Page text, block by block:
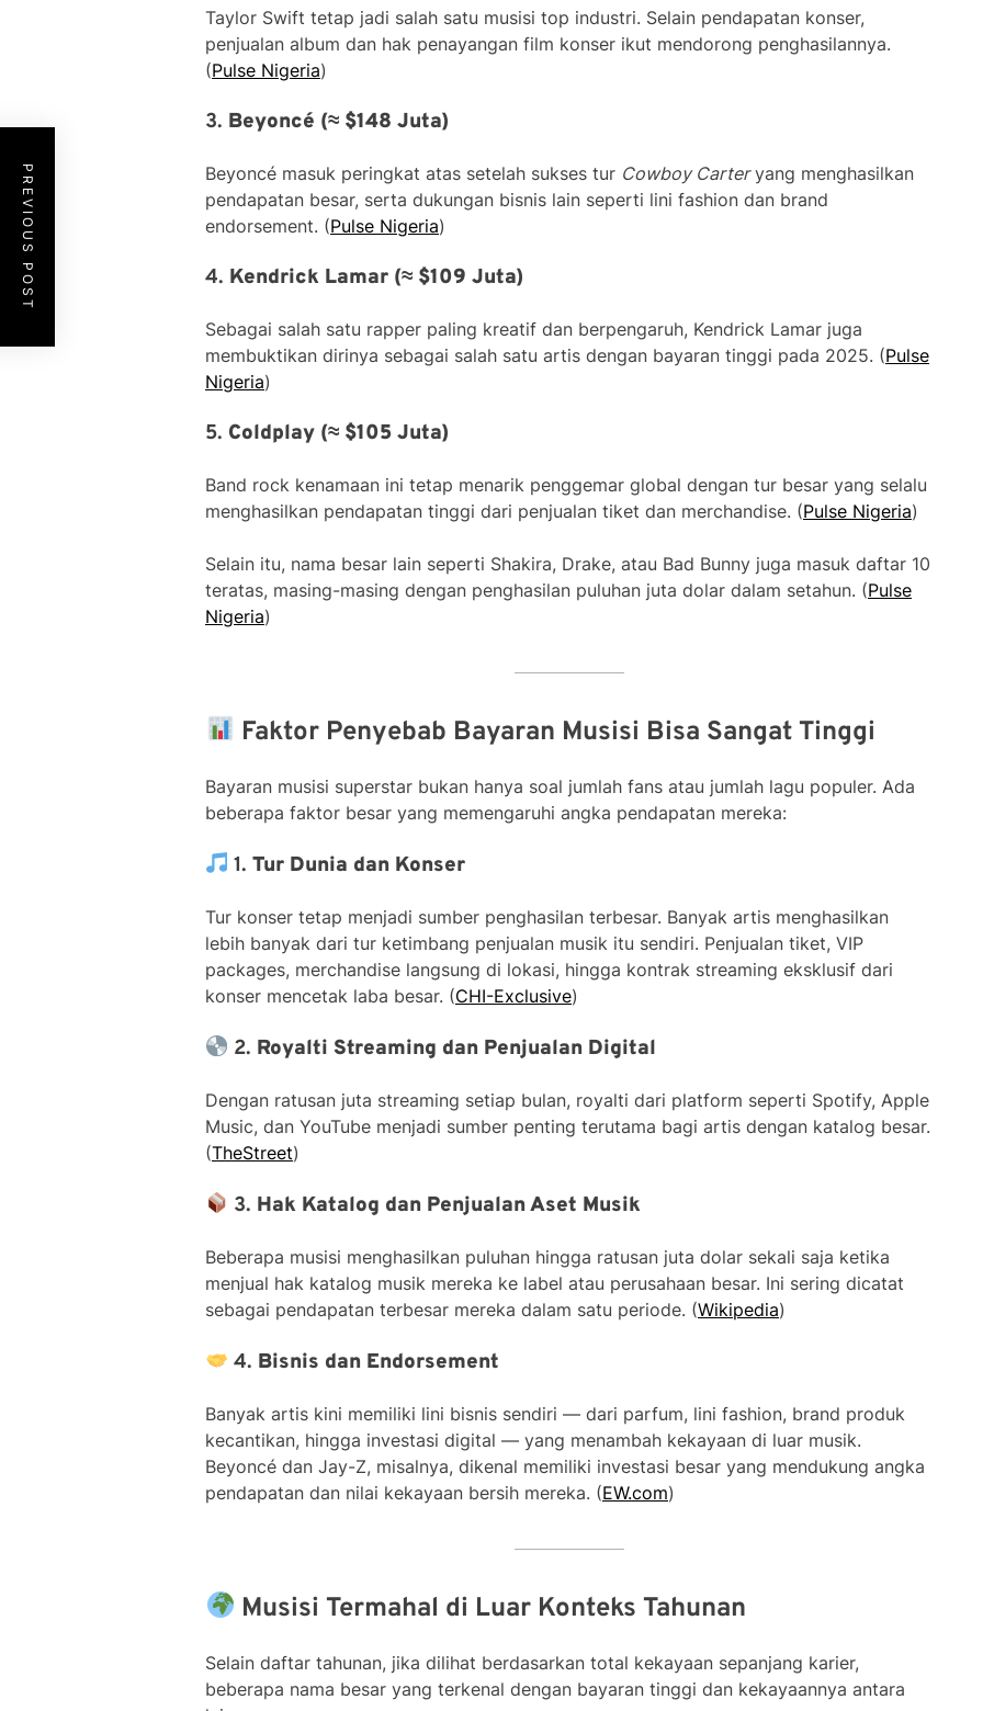
Taylor Swift tetap jadi salah satu musisi top industri. Selain pendapatan konser,
penjualan album dan hak penayangan film konser ikut mendorong penghasilannya.
(Pulse Nigeria)
3. Beyoncé (≈ $148 Juta)
Beyoncé masuk peringkat atas setelah sukses tur Cowboy Carteryang menghasilkan
pendapatan besar, serta dukungan bisnis lain seperti lini fashion dan brand
endorsement. (Pulse Nigeria)
4. Kendrick Lamar (≈ $109 Juta)
Sebagai salah satu rapper paling kreatif dan berpengaruh, Kendrick Lamar juga
membuktikan dirinya sebagai salah satu artis dengan bayaran tinggi pada 2025. (Pulse
Nigeria)
5. Coldplay (≈ $105 Juta)
Band rock kenamaan ini tetap menarik penggemar global dengan tur besar yang selalu
menghasilkan pendapatan tinggi dari penjualan tiket dan merchandise. (Pulse Nigeria)
Selain itu, nama besar lain seperti Shakira, Drake, atau Bad Bunny juga masuk daftar 10
teratas, masing-masing dengan penghasilan puluhan juta dolar dalam setahun. (Pulse
Nigeria)
Faktor Penyebab Bayaran Musisi Bisa Sangat Tinggi
Bayaran musisi superstar bukan hanya soal jumlah fans atau jumlah lagu populer. Ada
beberapa faktor besar yang memengaruhi angka pendapatan mereka:
1.Tur Dunia dan Konser
Tur konser tetap menjadi sumber penghasilan terbesar. Banyak artis menghasilkan
lebih banyak dari tur ketimbang penjualan musik itu sendiri. Penjualan tiket, VIP
packages, merchandise langsung di lokasi, hingga kontrak streaming eksklusif dari
konser mencetak laba besar. (CHI-Exclusive)
2. Royalti Streaming dan Penjualan Digital
Dengan ratusan juta streaming setiap bulan, royalti dari platform seperti Spotify, Apple
Music, dan YouTube menjadi sumber penting terutama bagi artis dengan katalog besar.
(TheStreet)
3. Hak Katalog dan Penjualan Aset Musik
Beberapa musisi menghasilkan puluhan hingga ratusan juta dolar sekali saja ketika
menjual hak katalog musik mereka ke label atau perusahaan besar. Ini sering dicatat
sebagai pendapatan terbesar mereka dalam satu periode. (Wikipedia)
4. Bisnis dan Endorsement
Banyak artis kini memiliki lini bisnis sendiri — dari parfum, lini fashion, brand produk
kecantikan, hingga investasi digital — yang menambah kekayaan di luar musik.
Beyoncé dan Jay-Z, misalnya, dikenal memiliki investasi besar yang mendukung angka
pendapatan dan nilai kekayaan bersih mereka. (EW.com)
Musisi Termahal di Luar Konteks Tahunan
Selain daftar tahunan, jika dilihat berdasarkan total kekayaan sepanjang karier,
beberapa nama besar yang terkenal dengan bayaran tinggi dan kekayaannya antara
PREVIOUS POST